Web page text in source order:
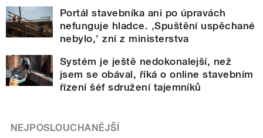
Portál stavebníka ani po úpravách
nefunguje hladce. ‚Spuštění uspěchané
nebylo,’ zní z ministerstva
Systém je ještě nedokonalejší, než
jsem se obával, říká o online stavebním
řízení šéf sdružení tajemníků
NEJPOSLOUCHANĚJŠÍ